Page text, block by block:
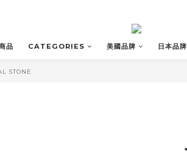
品 CATEGORIES 美國品牌 日本品牌
STONE